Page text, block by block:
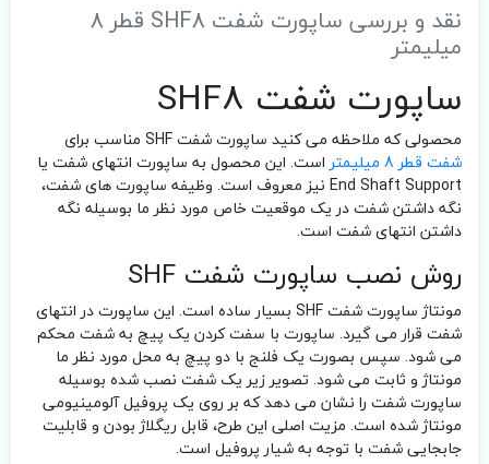
نقد و بررسی ساپورت شفت SHF8 قطر 8
میلیمتر
ساپورت شفت SHF8
محصولی که ملاحظه می کنید ساپورت شفت SHF مناسب برای
شفت قطر 8 میلیمتر
است. این محصول به ساپورت انتهای شفت یا
End Shaft Support نیز معروف است. وظیفه ساپورت های شفت،
نگه داشتن شفت در یک موقعیت خاص مورد نظر ما بوسیله نگه
داشتن انتهای شفت است.
روش نصب ساپورت شفت SHF
مونتاژ ساپورت شفت SHF بسیار ساده است. این ساپورت در انتهای
شفت قرار می گیرد. ساپورت با سفت کردن یک پیچ به شفت محکم
می شود. سپس بصورت یک فلنج با دو پیچ به محل مورد نظر ما
مونتاژ و ثابت می شود. تصویر زیر یک شفت نصب شده بوسیله
ساپورت شفت را نشان می دهد که بر روی یک پروفیل آلومینیومی
مونتاژ شده است. مزیت اصلی این طرح، قابل ریگلاژ بودن و قابلیت
جابجایی شفت با توجه به شیار پروفیل است.